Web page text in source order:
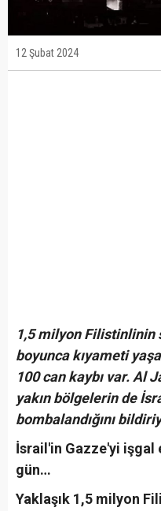
12 Şubat 2024
1,5 milyon Filistinlinin
boyunca kıyameti
100 can kaybı var. Al
yakın bölgelerin de
bombalandığını
İsrail'in Gazze'yi işgal
gün…
Yaklaşık 1,5 milyon